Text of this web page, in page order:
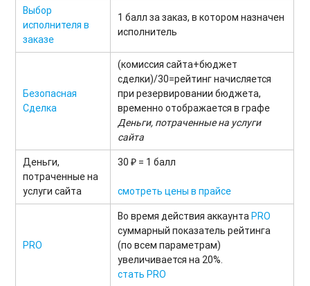
Выбор
исполнителя в
заказе
1 балл за заказ, в котором назначен
исполнитель
Безопасная
Сделка
(комиссия сайта+бюджет
сделки)/30=рейтинг начисляется
при резервировании бюджета,
временно отображается в графе
Деньги, потраченные на услуги
сайта
Деньги,
потраченные на
услуги сайта
30 ₽ = 1 балл
смотреть цены в прайсе
PRO
Во время действия аккаунтаPRO
суммарный показатель рейтинга
(по всем параметрам)
увеличивается на 20%.
стать PRO